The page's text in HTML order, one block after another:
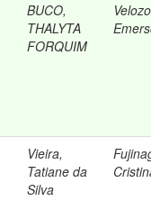
BUCO,
THALYTA
FORQUIM
Vieira,
Tatiane da
Silva